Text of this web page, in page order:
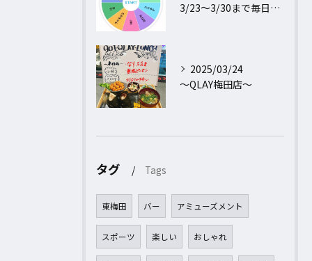
3/23〜3/30まで毎日行われるフォロー＆リポストキャンペ...
2025/03/24
〜QLAY梅田店〜
タグ Tags
東梅田 バー アミューズメント
スポーツ 楽しい おしゃれ